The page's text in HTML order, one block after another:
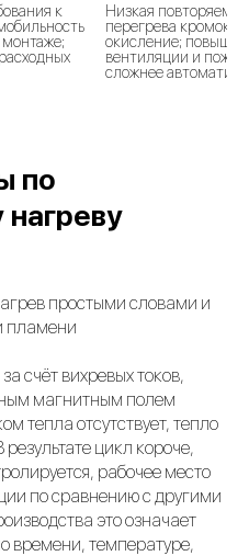
к
Низкая
перегрева кромок;
окисление;
вентиляции и
сложнее
по
простыми словами и
пламени
счёт вихревых токов,
магнитным полем
тепла отсутствует, тепло
цикл короче,
рабочее место
по сравнению с другими
это означает
времени, температуре,